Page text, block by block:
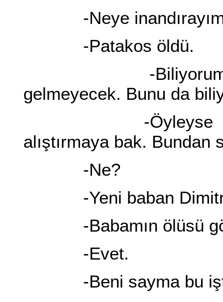
-Neye
-Patakos öldü.
-Biliyorum ve
gelmeyecek. Bunu da
-Öyleyse
alıştırmaya bak.
-Ne?
-Yeni baban
-Babamın ölüsü
-Evet.
-Beni sayma bu